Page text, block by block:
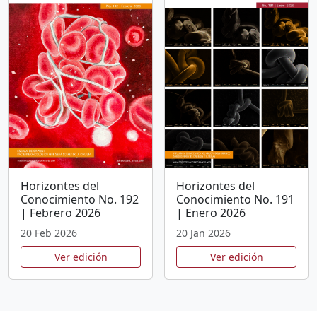
Horizontes del
Conocimiento No. 192
| Febrero 2026
20 Feb 2026
Ver edición
Horizontes del
Conocimiento No. 191
| Enero 2026
20 Jan 2026
Ver edición